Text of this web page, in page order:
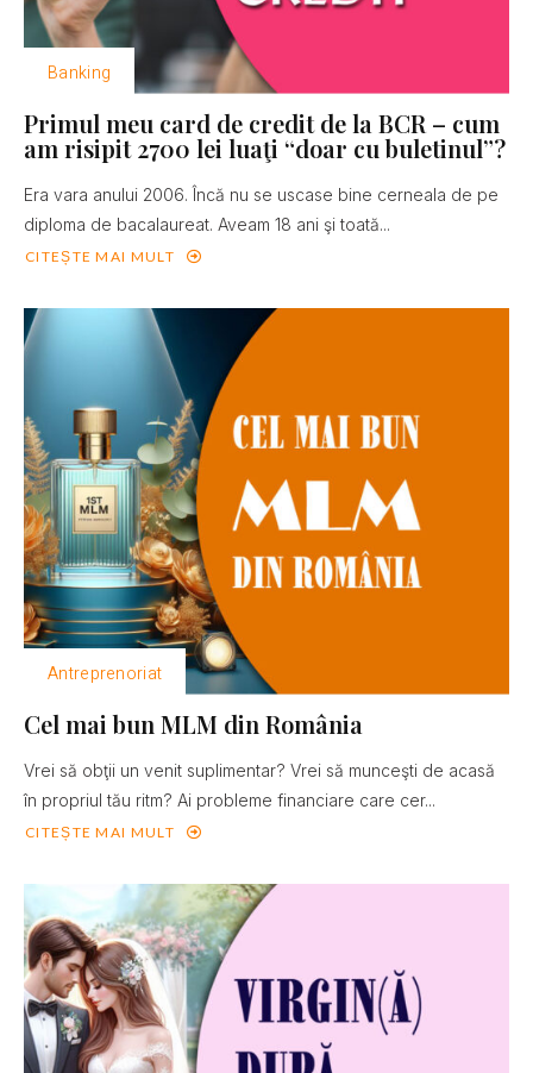
Banking
Primul meu card de credit de la BCR – cum
am risipit 2700 lei luaţi “doar cu buletinul”?
Era vara anului 2006. Încă nu se uscase bine cerneala de pe
diploma de bacalaureat. Aveam 18 ani şi toată...
CITEȘTE MAI MULT
Antreprenoriat
Cel mai bun MLM din România
Vrei să obţii un venit suplimentar? Vrei să munceşti de acasă
în propriul tău ritm? Ai probleme financiare care cer...
CITEȘTE MAI MULT